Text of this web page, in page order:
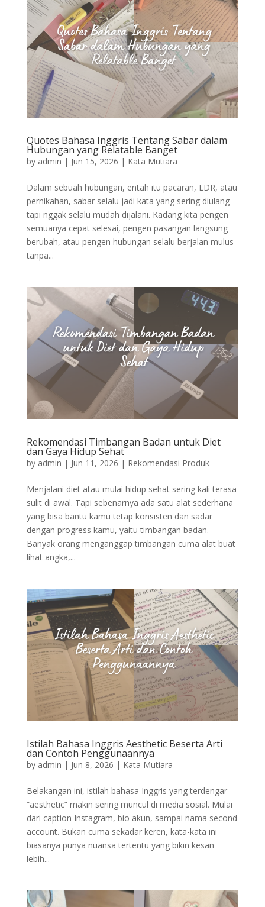
Quotes Bahasa Inggris Tentang Sabar dalam
Hubungan yang Relatable Banget
by admin | Jun 15, 2026 | Kata Mutiara
Dalam sebuah hubungan, entah itu pacaran, LDR, atau
pernikahan, sabar selalu jadi kata yang sering diulang
tapi nggak selalu mudah dijalani. Kadang kita pengen
semuanya cepat selesai, pengen pasangan langsung
berubah, atau pengen hubungan selalu berjalan mulus
tanpa...
Rekomendasi Timbangan Badan untuk Diet
dan Gaya Hidup Sehat
by admin | Jun 11, 2026 | Rekomendasi Produk
Menjalani diet atau mulai hidup sehat sering kali terasa
sulit di awal. Tapi sebenarnya ada satu alat sederhana
yang bisa bantu kamu tetap konsisten dan sadar
dengan progress kamu, yaitu timbangan badan.
Banyak orang menganggap timbangan cuma alat buat
lihat angka,...
Istilah Bahasa Inggris Aesthetic Beserta Arti
dan Contoh Penggunaannya
by admin | Jun 8, 2026 | Kata Mutiara
Belakangan ini, istilah bahasa Inggris yang terdengar
“aesthetic” makin sering muncul di media sosial. Mulai
dari caption Instagram, bio akun, sampai nama second
account. Bukan cuma sekadar keren, kata-kata ini
biasanya punya nuansa tertentu yang bikin kesan
lebih...